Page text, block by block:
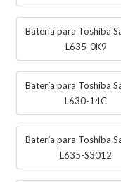
Batería para Toshiba
L635-0K9
Batería para Toshiba
L630-14C
Batería para Toshiba
L635-S3012